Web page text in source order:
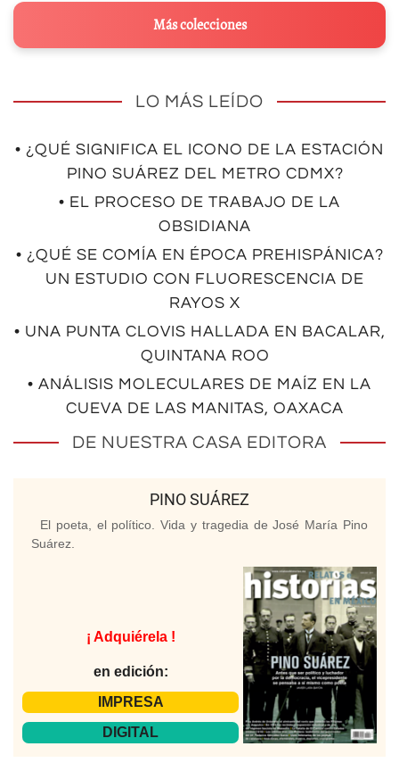
Más colecciones
LO MÁS LEÍDO
• ¿QUÉ SIGNIFICA EL ICONO DE LA ESTACIÓN
PINO SUÁREZ DEL METRO CDMX?
• EL PROCESO DE TRABAJO DE LA
OBSIDIANA
• ¿QUÉ SE COMÍA EN ÉPOCA PREHISPÁNICA?
UN ESTUDIO CON FLUORESCENCIA DE
RAYOS X
• UNA PUNTA CLOVIS HALLADA EN BACALAR,
QUINTANA ROO
• ANÁLISIS MOLECULARES DE MAÍZ EN LA
CUEVA DE LAS MANITAS, OAXACA
DE NUESTRA CASA EDITORA
PINO SUÁREZ
El poeta, el político. Vida y tragedia de José María Pino
Suárez.
¡ Adquiérela !
en edición:
IMPRESA
DIGITAL